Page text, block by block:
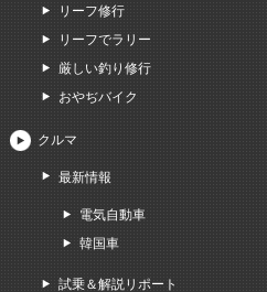
リーフ修行
リーフでラリー
厳しい釣り修行
おやぢバイク
クルマ
最新情報
電気自動車
韓国車
試乗＆解説リポート